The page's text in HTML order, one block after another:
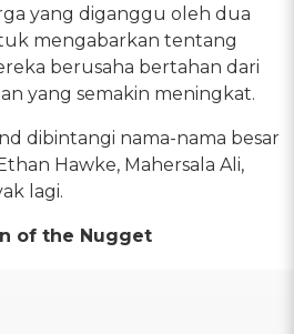
yang diganggu oleh dua
mengabarkan tentang
berusaha bertahan dari
yang semakin meningkat.
dibintangi nama-nama besar
Hawke, Mahersala Ali,
lagi.
of the Nugget